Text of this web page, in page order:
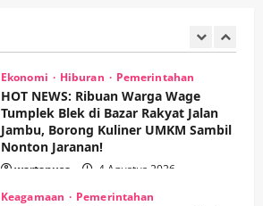
wartanusa 5 Agustus 2026
Ekonomi Hiburan Pemerintahan
HOT NEWS: Ribuan Warga Wage
Tumplek Blek di Bazar Rakyat Jalan
Jambu, Borong Kuliner UMKM Sambil
Nonton Jaranan!
wartanusa 4 Agustus 2026
Keagamaan Pemerintahan